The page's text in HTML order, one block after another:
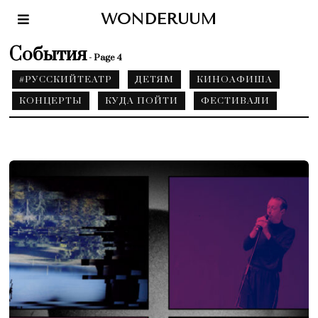
WONDERUUM
События- Page 4
#РУССКИЙТЕАТР
ДЕТЯМ
КИНОАФИША
КОНЦЕРТЫ
КУДА ПОЙТИ ФЕСТИВАЛИ